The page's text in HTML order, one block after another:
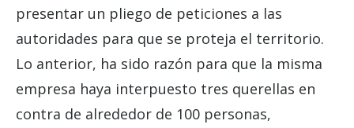
presentar un pliego de peticiones a las
autoridades para que se proteja el territorio.
Lo anterior, ha sido razón para que la misma
empresa haya interpuesto tres querellas en
contra de alrededor de 100 personas,